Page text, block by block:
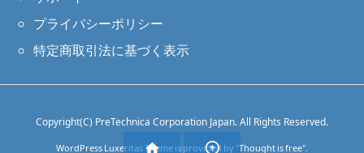
プライバシーポリシー
特定商取引法に基づく表示
Copyright(C) PreTechnica Corporation Japan. All Rights Reserved.
WordPress Luxeritas Theme is provided by "Thought is free".
 